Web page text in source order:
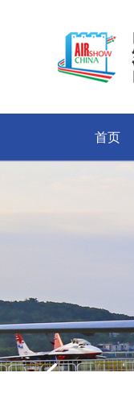
首页